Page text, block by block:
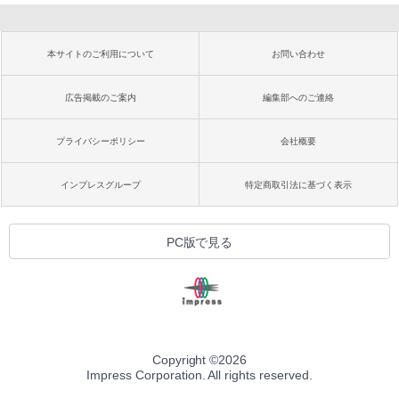
本サイトのご利用について お問い合わせ
広告掲載のご案内 編集部へのご連絡
プライバシーポリシー 会社概要
インプレスグループ 特定商取引法に基づく表示
PC版で見る
Copyright ©2026
Impress Corporation. All rights reserved.